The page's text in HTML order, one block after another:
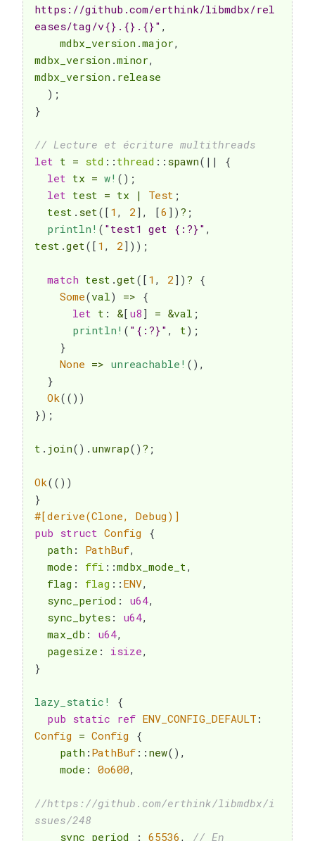
https://github.com/erthink/libmdbx/rel
eases/tag/v{}.{}.{}" ,
    mdbx_version
.major,
mdbx_version .minor,
mdbx_version . release
) ;
}
// Lecture et écriture multithreads
let t = std :: thread :: spawn( | |
{
let tx = w! ( ) ;
let test = tx | Test ;
  test
. set ( [ 1 , 2 ] , [6 ] ) ? ;
println! ( "test1 get {:?}" ,
test .get ( [ 1 , 2 ] ) ) ;
match test .get ( [ 1 , 2 ] ) ? {
Some(val ) => {
let t : &[ u8 ] = &val ;
println! ( "{:?}" , t ) ;
}
None => unreachable! ( ) ,
}
Ok( ( ) )
}) ;
t . join( ) . unwrap( ) ? ;
Ok( ( ) )
}
#[derive(Clone, Debug)]
pub struct Config
{
  path
: PathBuf,
  mode
: ffi ::mdbx_mode_t ,
  flag
: flag :: ENV,
  sync_period
: u64,
  sync_bytes
: u64,
  max_db
: u64,
  pagesize
: isize,
}
lazy_static!
{
pub static ref ENV_CONFIG_DEFAULT :
Config = Config
{
    path
: PathBuf :: new( ) ,
    mode
: 0o600,
//https://github.com/erthink/libmdbx/i
ssues/248
    sync_period
: 65536 ,
// En